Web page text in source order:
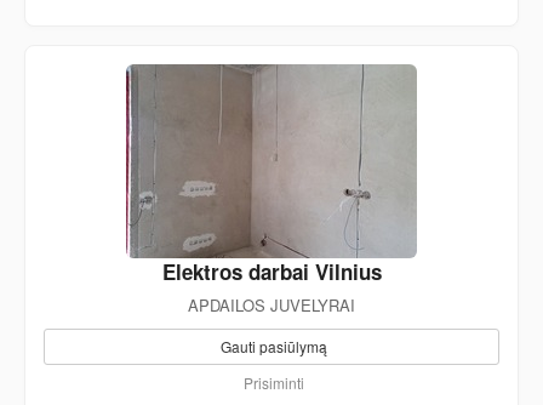
Elektros darbai Vilnius
APDAILOS JUVELYRAI
Gauti pasiūlymą
Prisiminti